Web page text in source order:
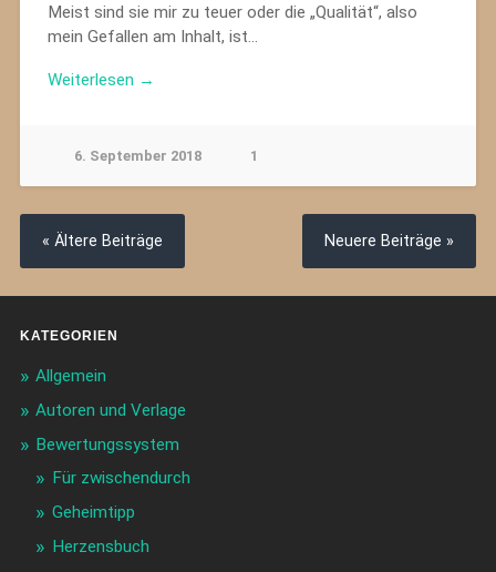
Meist sind sie mir zu teuer oder die „Qualität“, also
mein Gefallen am Inhalt, ist…
Weiterlesen →
6. September 2018 1
« Ältere Beiträge Neuere Beiträge »
KATEGORIEN
Allgemein
Autoren und Verlage
Bewertungssystem
Für zwischendurch
Geheimtipp
Herzensbuch